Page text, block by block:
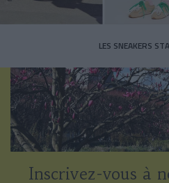
LES SNEAKERS
Inscrivez-vous à